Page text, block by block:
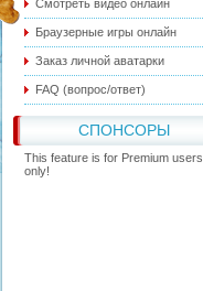
Смотреть видео онлайн
Браузерные игры онлайн
Заказ личной аватарки
FAQ (вопрос/ответ)
СПОНСОРЫ
This feature is for Premium users
only!